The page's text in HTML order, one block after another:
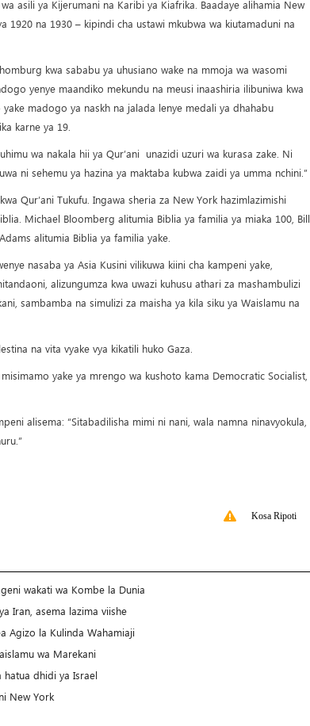
asili ya Kijerumani na Karibi ya Kiafrika. Baadaye alihamia New
1920 na 1930 – kipindi cha ustawi mkubwa wa kiutamaduni na
kwa sababu ya uhusiano wake na mmoja wa wasomi
yenye maandiko mekundu na meusi inaashiria ilibuniwa kwa
madogo ya naskh na jalada lenye medali ya dhahabu
karne ya 19.
wa nakala hii ya Qur’ani unazidi uzuri wa kurasa zake. Ni
ni sehemu ya hazina ya maktaba kubwa zaidi ya umma nchini.”
Qur’ani Tukufu. Ingawa sheria za New York hazimlazimishi
Michael Bloomberg alitumia Biblia ya familia ya miaka 100, Bill
alitumia Biblia ya familia yake.
nasaba ya Asia Kusini vilikuwa kiini cha kampeni yake,
alizungumza kwa uwazi kuhusu athari za mashambulizi
sambamba na simulizi za maisha ya kila siku ya Waislamu na
na vita vyake vya kikatili huko Gaza.
yake ya mrengo wa kushoto kama Democratic Socialist,
alisema: “Sitabadilisha mimi ni nani, wala namna ninavyokula,
Kosa Ripoti
wakati wa Kombe la Dunia
Iran, asema lazima viishe
Agizo la Kulinda Wahamiaji
wa Marekani
hatua dhidi ya Israel
New York